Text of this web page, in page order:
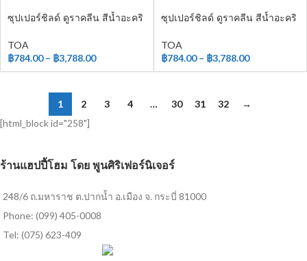
ซุปเปอร์ชิลด์ ดูราคลีน สีน้ำอะคริ
TOA
฿784.00 – ฿3,788.00
ซุปเปอร์ชิลด์ ดูราคลีน สีน้ำอะคริ
TOA
฿784.00 – ฿3,788.00
1 2 3 4 … 30 31 32
→
[html_block id="258"]
ร้านแฮปปี้โฮม โดย พูนศิริเฟอร์นิเจอร์
248/6 ถ.มหาราช ต.ปากน้ำ อ.เมือง จ. กระบี่ 81000
Phone: (099) 405-0008
Tel: (075) 623-409